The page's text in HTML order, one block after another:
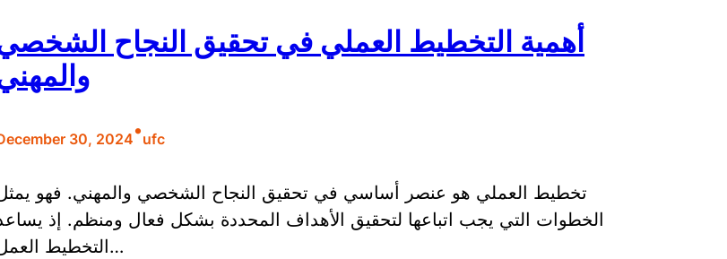
أهمية التخطيط العملي في تحقيق النجاح
30, 2024•ufc
تخطيط العملي هو عنصر أساسي في تحقيق النجاح الشخصي والمهني. فهو
الخطوات التي يجب اتباعها لتحقيق الأهداف المحددة بشكل فعال ومنظم. إذ
التخطيط العمل…